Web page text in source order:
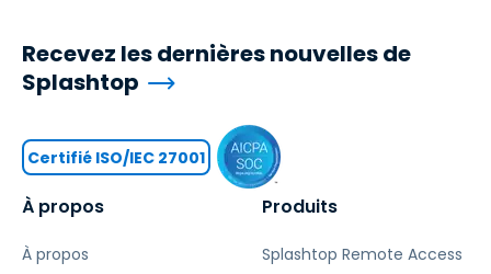
À propos
À propos
Produits
Splashtop Remote Access
Recevez les dernières nouvelles de
Splashtop
Certifié ISO/IEC 27001